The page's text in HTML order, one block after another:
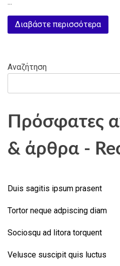
sociosqu
Διαβάστε περισσότερα
Αναζήτηση
Πρόσφατες
& άρθρα -
Duis sagitis ipsum prasent
Tortor neque adpiscing diam
Sociosqu ad litora torquent
Velusce suscipit quis luctus